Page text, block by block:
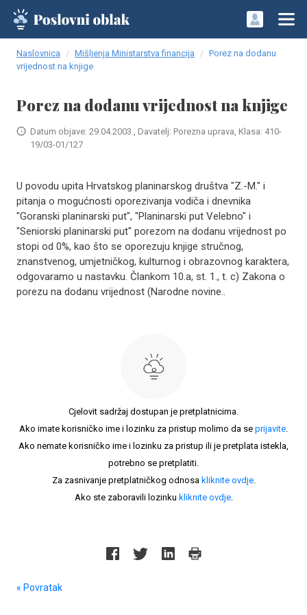
Naslovnica Mišljenja Ministarstva financija
Porez na dodanu
vrijednost na knjige
Porez na dodanu vrijednost na knjige
Datum objave: 29.04.2003., Davatelj: Porezna uprava, Klasa: 410-
19/03-01/127
U povodu upita Hrvatskog planinarskog društva "Z.-M." i
pitanja o mogućnosti oporezivanja vodiča i dnevnika
"Goranski planinarski put", "Planinarski put Velebno" i
"Seniorski planinarski put" porezom na dodanu vrijednost po
stopi od 0%, kao što se oporezuju knjige stručnog,
znanstvenog, umjetničkog, kulturnog i obrazovnog karaktera,
odgovaramo u nastavku. Člankom 10.a, st. 1., t. c) Zakona o
porezu na dodanu vrijednost (Narodne novine..
Cjelovit sadržaj dostupan je pretplatnicima.
Ako imate korisničko ime i lozinku za pristup molimo da se prijavite.
Ako nemate korisničko ime i lozinku za pristup ili je pretplata istekla,
potrebno se pretplatiti.
Za zasnivanje pretplatničkog odnosa kliknite ovdje.
Ako ste zaboravili lozinku kliknite ovdje.
« Povratak